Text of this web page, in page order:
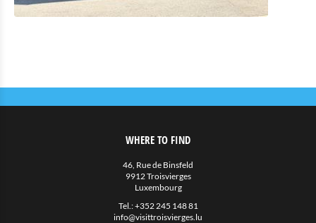
Hébergements privés
WHERE TO FIND
46, Rue de Binsfeld
9912 Troisvierges
Luxembourg
Tel.:+352 245 148 81
info@visittroisvierges.lu